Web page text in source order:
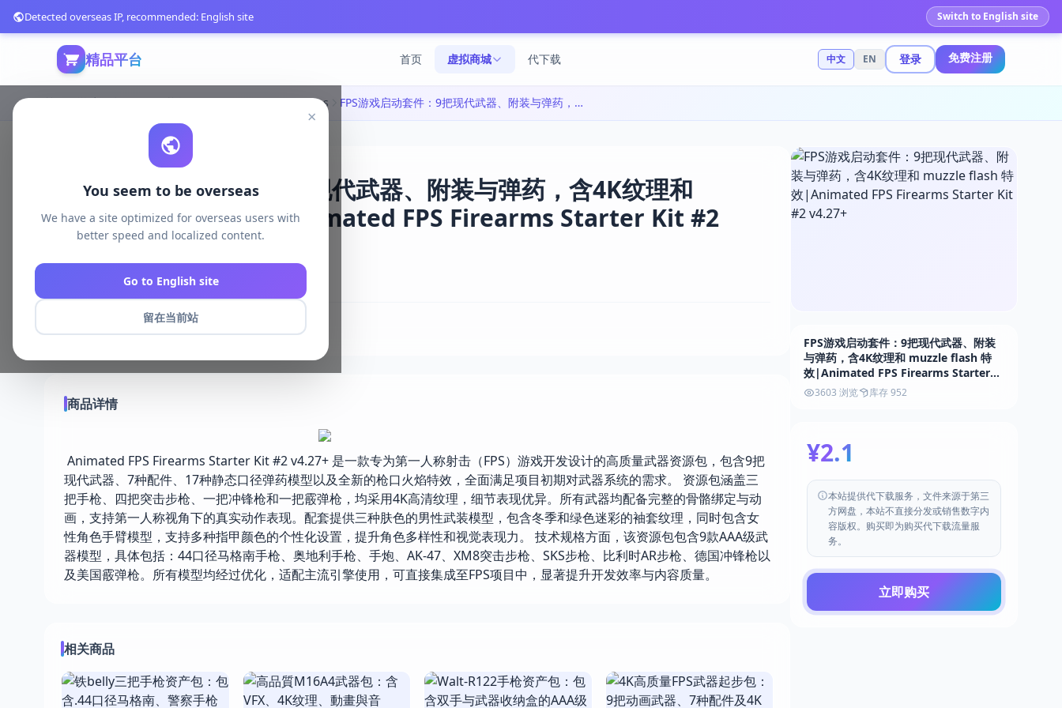
精品平台 首页 虚拟商城 代下载 中文 EN 登录 免费注册
Detected overseas IP, recommended: English site Switch to English site
×
You seem to be overseas
We have a site optimized for overseas users with
better speed and localized content.
Go to English site
留在当前站
首页 游戏开发 unreal资源 Unreal Engine Weapons FPS游戏启动套件：9把现代武器、附装与弹药，含4K纹理和 muzzle flash 特效|Animated FPS Firearms Starter Kit #2 v4.27+
FPS游戏启动套件：9把现代武器、附装与弹药，含4K纹理和
muzzle flash 特效|Animated FPS Firearms Starter Kit #2
v4.27+
3603 浏览 库存 952 2026-04-29
# 武器 # 动画
商品详情
Animated FPS Firearms Starter Kit #2 v4.27+ 是一款专为第一人称射击（FPS）游戏开发设计的高质量武器资源包，包含9把
现代武器、7种配件、17种静态口径弹药模型以及全新的枪口火焰特效，全面满足项目初期对武器系统的需求。 资源包涵盖三
把手枪、四把突击步枪、一把冲锋枪和一把霰弹枪，均采用4K高清纹理，细节表现优异。所有武器均配备完整的骨骼绑定与动
画，支持第一人称视角下的真实动作表现。配套提供三种肤色的男性武装模型，包含冬季和绿色迷彩的袖套纹理，同时包含女
性角色手臂模型，支持多种指甲颜色的个性化设置，提升角色多样性和视觉表现力。 技术规格方面，该资源包包含9款AAA级武
器模型，具体包括：44口径马格南手枪、奥地利手枪、手炮、AK-47、XM8突击步枪、SKS步枪、比利时AR步枪、德国冲锋枪以
及美国霰弹枪。所有模型均经过优化，适配主流引擎使用，可直接集成至FPS项目中，显著提升开发效率与内容质量。
相关商品
FPS游戏启动套件：9把现代武器、附装
与弹药，含4K纹理和 muzzle flash 特
效|Animated FPS Firearms Starter
Kit #2 v4.27+
3603 浏览 库存 952
¥2.1
本站提供代下载服务，文件来源于第三
方网盘，本站不直接分发或销售数字内
容版权。购买即为购买代下载流量服
务。
立即购买